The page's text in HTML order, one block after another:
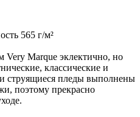
565 г/м²
Very Marque эклектично, но
классические и
струящиеся пледы выполнены
поэтому прекрасно